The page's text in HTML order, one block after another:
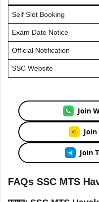
Self Slot Booking
Exam Date Notice
Official Notification
SSC Website
Join
Join
FAQs SSC MTS